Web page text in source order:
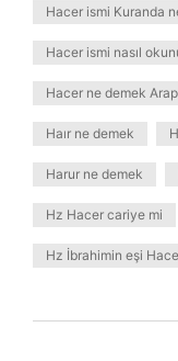
Hacer ismi Kuranda
Hacer ismi nasıl
Hacer ne demek
Haır ne demek
Harur ne demek
Hz Hacer cariye mi
Hz İbrahimin eşi